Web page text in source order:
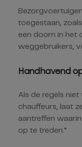
toegestaan,
een doorn in het
weggebruikers,
Handhavend
Als de regels
chauffeurs, laat
aantreffen
op te treden.”